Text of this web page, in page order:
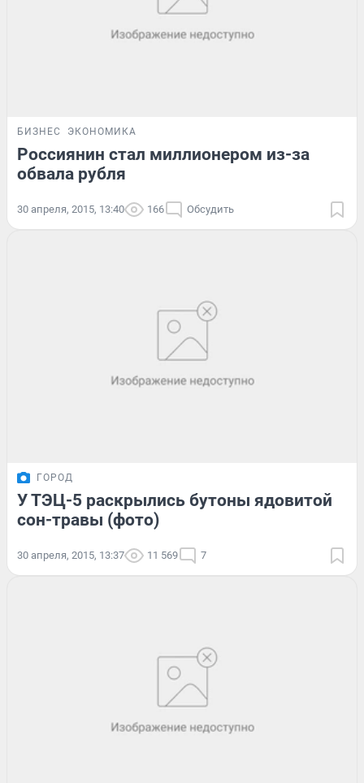
БИЗНЕС ЭКОНОМИКА
Россиянин стал миллионером из-за
обвала рубля
30 апреля, 2015, 13:40 166 Обсудить
ГОРОД
У ТЭЦ-5 раскрылись бутоны ядовитой
сон-травы (фото)
30 апреля, 2015, 13:37 11 569 7